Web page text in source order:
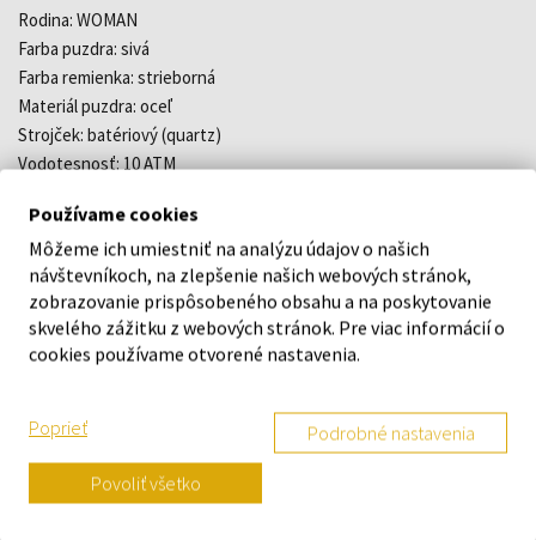
Rodina: WOMAN
Farba puzdra: sivá
Farba remienka: strieborná
Materiál puzdra: oceľ
Strojček: batériový (quartz)
Vodotesnosť: 10 ATM
Šírka náramku: 20 mm
Štýl: klasické
Tvar: okrúhly
Materiál náramku: náramok oceľ
Model: M705
Dátum: áno
O ZNAČKE
Používame cookies
Môžeme ich umiestniť na analýzu údajov o našich
návštevníkoch, na zlepšenie našich webových stránok,
zobrazovanie prispôsobeného obsahu a na poskytovanie
skvelého zážitku z webových stránok. Pre viac informácií o
cookies používame otvorené nastavenia.
Poprieť Podrobné nastavenia
Povoliť všetko